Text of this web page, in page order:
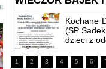
Kochane
(SP
dzieci z
1 2 3 4 5 6